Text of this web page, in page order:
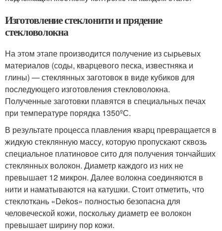
Изготовление стеклонити и прядение
стекловолокна
На этом этапе производится получение из сырьевых
материалов (соды, кварцевого песка, известняка и
глины) — стеклянных заготовок в виде кубиков для
последующего изготовления стекловолокна.
Полученные заготовки плавятся в специальных печах
при температуре порядка 1350ºС.
В результате процесса плавления кварц превращается в
жидкую стеклянную массу, которую пропускают сквозь
специальное платиновое сито для получения тончайших
стеклянных волокон. Диаметр каждого из них не
превышает 12 микрон. Далее волокна соединяются в
нити и наматываются на катушки. Стоит отметить, что
стеклоткань «Dekos» полностью безопасна для
человеческой кожи, поскольку диаметр ее волокон
превышает ширину пор кожи.